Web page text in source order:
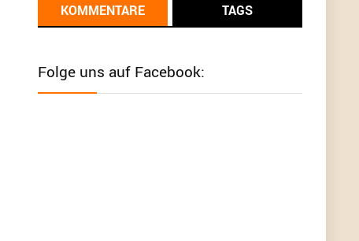
Günni 9/1/2022
meisten Deals sind Tagespreise!
KOMMENTARE TAGS
Folge uns auf Facebook: